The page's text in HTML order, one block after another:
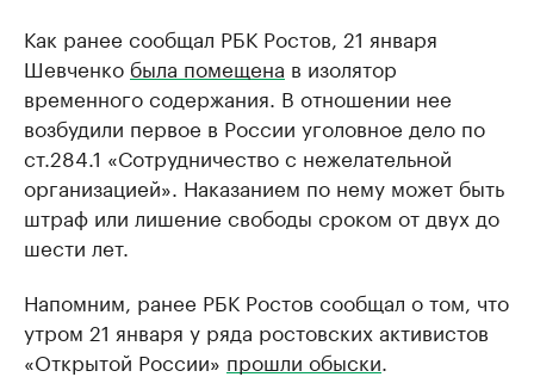
Как ранее сообщал РБК Ростов, 21 января
Шевченко была помещена в изолятор
временного содержания. В отношении нее
возбудили первое в России уголовное дело по
ст.284.1 «Сотрудничество с нежелательной
организацией». Наказанием по нему может быть
штраф или лишение свободы сроком от двух до
шести лет.
Напомним, ранее РБК Ростов сообщал о том, что
утром 21 января у ряда ростовских активистов
«Открытой России» прошли обыски